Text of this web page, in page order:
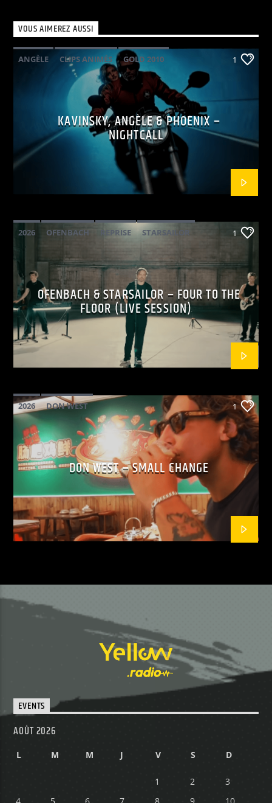
VOUS AIMEREZ AUSSI
ANGÈLE CLIPS ANIMÉS
GOLD 2010
PHOENIX POP ELECTRO
1
KAVINSKY, ANGÈLE & PHOENIX –
NIGHTCALL
2026 OFENBACH REPRISE STARSAILOR 1
OFENBACH & STARSAILOR – FOUR TO THE
FLOOR (LIVE SESSION)
2026
DON WEST
MAINSQUARE FESTIVAL 2026
POP
1
DON WEST – SMALL CHANGE
EVENTS
AOÛT 2026
L M M J V S D
1 2
3